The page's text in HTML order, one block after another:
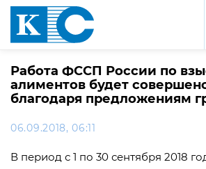
Работа ФССП России по
алиментов будет
благодаря предложениям
06.09.2018, 06:11
В период с 1 по 30 сентября 2018